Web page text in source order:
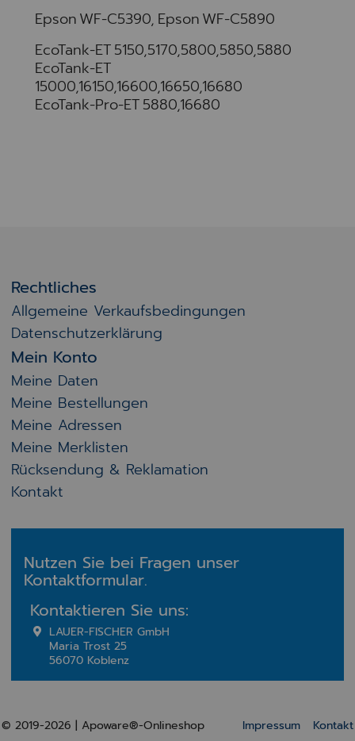
Epson WF-C5390, Epson WF-C5890
EcoTank-ET 5150,5170,5800,5850,5880
EcoTank-ET
15000,16150,16600,16650,16680
EcoTank-Pro-ET 5880,16680
Rechtliches
Allgemeine Verkaufsbedingungen
Datenschutzerklärung
Mein Konto
Meine Daten
Meine Bestellungen
Meine Adressen
Meine Merklisten
Rücksendung & Reklamation
Kontakt
Nutzen Sie bei Fragen unser
Kontaktformular.
Kontaktieren Sie uns:
LAUER-FISCHER GmbH
Maria Trost 25
56070 Koblenz
© 2019-2026 | Apoware®-Onlineshop Impressum Kontakt